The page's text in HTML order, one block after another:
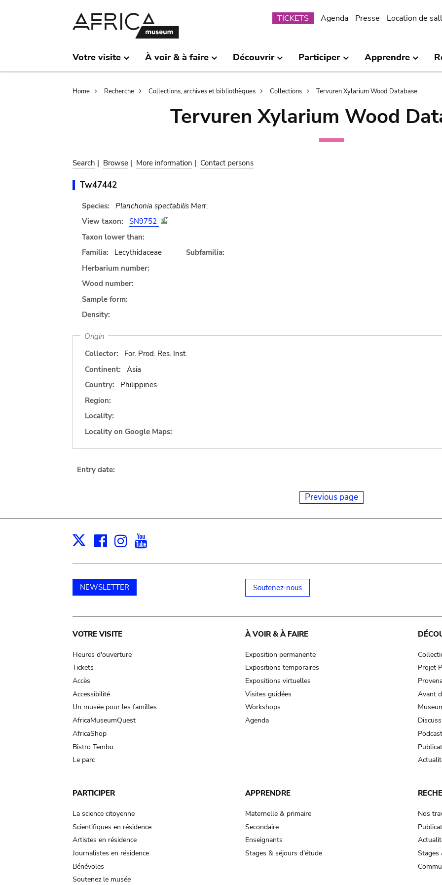
Submenu
TICKETS Agenda Presse Location de
Votre visite À voir & à faire Découvrir Participer Apprendre
Breadcrumb
Home Recherche Collections, archives et bibliothèques Collections Tervuren Xylarium Wood Database
Tervuren Xylarium Wood
Search | Browse | More information | Contact persons
Tw47442
Species: Planchonia spectabilisMerr.
View taxon:
SN9752
Taxon lower than:
Familia:
Lecythidaceae
Subfamilia:
Herbarium number:
Wood number:
Sample form:
Density:
Origin
Collector:
For. Prod. Res. Inst.
Continent:
Asia
Country:
Philippines
Region:
Locality:
Locality on Google Maps:
Entry date:
Previous page
X Facebook
Instagram
NEWSLETTER Soutenez-nous
Main
navigation
VOTRE VISITE
Heures d'ouverture
Tickets
Accès
Accessibilité
Un musée pour les familles
AfricaMuseumQuest
AfricaShop
Bistro Tembo
Le parc
À VOIR & À FAIRE
Exposition permanente
Expositions temporaires
Expositions virtuelles
Visites guidées
Workshops
Agenda
Projet
Avant
PARTICIPER
La science citoyenne
Scientifiques en résidence
Artistes en résidence
Journalistes en résidence
Bénévoles
Soutenez le musée
APPRENDRE
Maternelle & primaire
Secondaire
Enseignants
Stages & séjours d'étude
Nos
Stages